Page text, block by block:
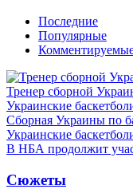
Последние
Популярные
Тренер сборной
Украинские
Сборная Украины по
Украинские
В НБА продолжит
Сюжеты